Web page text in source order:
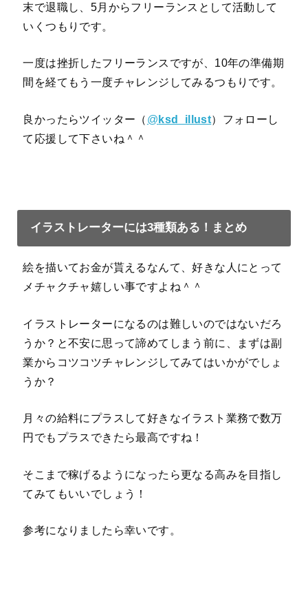
末で退職し、5月からフリーランスとして活動して
いくつもりです。
一度は挫折したフリーランスですが、10年の準備期
間を経てもう一度チャレンジしてみるつもりです。
良かったらツイッター（ @ ksd_illust）フォローし
て応援して下さいね＾＾
イラストレーターには3種類ある！まとめ
絵を描いてお金が貰えるなんて、好きな人にとって
メチャクチャ嬉しい事ですよね＾＾
イラストレーターになるのは難しいのではないだろ
うか？と不安に思って諦めてしまう前に、まずは副
業からコツコツチャレンジしてみてはいかがでしょ
うか？
月々の給料にプラスして好きなイラスト業務で数万
円でもプラスできたら最高ですね！
そこまで稼げるようになったら更なる高みを目指し
てみてもいいでしょう！
参考になりましたら幸いです。